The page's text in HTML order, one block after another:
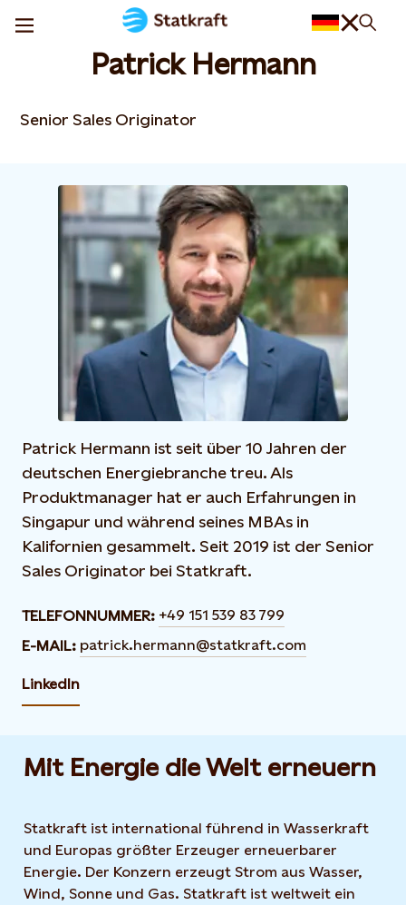
Patrick Hermann
Senior Sales Originator
Patrick Hermann ist seit über 10 Jahren der
deutschen Energiebranche treu. Als
Produktmanager hat er auch Erfahrungen in
Singapur und während seines MBAs in
Kalifornien gesammelt. Seit 2019 ist der Senior
Sales Originator bei Statkraft.
TELEFONNUMMER: +49 151 539 83 799
E-MAIL: patrick.hermann@statkraft.com
LinkedIn
Mit Energie die Welt erneuern
Statkraft ist international führend in Wasserkraft
und Europas größter Erzeuger erneuerbarer
Energie. Der Konzern erzeugt Strom aus Wasser,
Wind, Sonne und Gas. Statkraft ist weltweit ein